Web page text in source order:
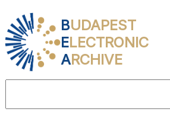
BUDAPEST
ELECTRONIC
ARCHIVE